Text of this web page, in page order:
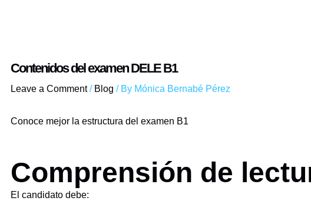
Contenidos del examen DELE B1
Leave a Comment / Blog / By Mónica Bernabé Pérez
Conoce mejor la estructura del examen B1
Comprensión de
El candidato debe: